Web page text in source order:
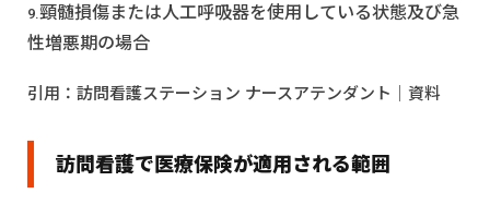
頸髄損傷または人工呼吸器を使用している状態及び急
性増悪期の場合
引用： 訪問看護ステーション ナースアテンダント│資料
訪問看護で医療保険が適用される範囲